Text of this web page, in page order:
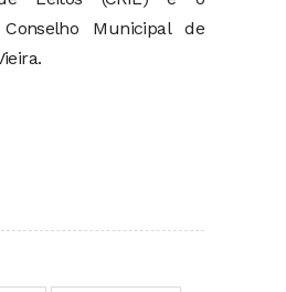
Municipal de